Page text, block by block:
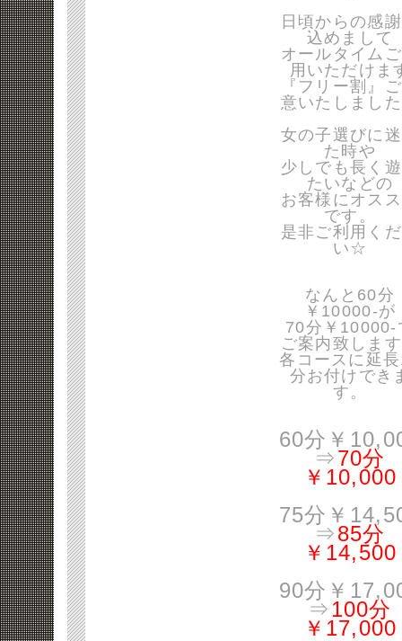
日頃からの感
込めまして
オールタイム
用いただけま
『フリー割』
意いたしまし
女の子選びに
た時や
少しでも長く
たいなどの
お客様にオス
です。
是非ご利用く
い☆
なんと60分
￥10000-が
70分￥10000-
ご案内致しま
各コースに延
分お付けでき
す。
60分￥
⇒70分
￥10,000
75分￥
⇒85分
￥14,500
90分￥
⇒100分
￥17,000